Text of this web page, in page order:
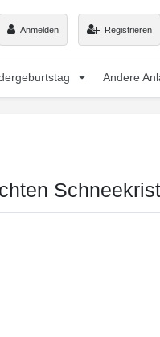
Anmelden Registrieren
Andere